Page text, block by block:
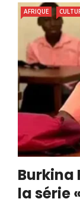
AFRIQUE
Burkina
la série